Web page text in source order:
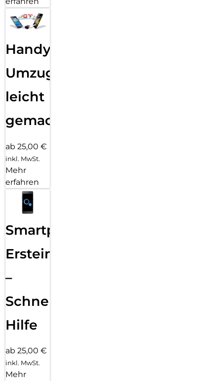
Handy
Umzug
leicht
gemacht!
ab 25,00 €
inkl. MwSt.
Mehr
erfahren
Smartphone
Ersteinrichtung
–
Schnelle
Hilfe
ab 25,00 €
inkl. MwSt.
Mehr